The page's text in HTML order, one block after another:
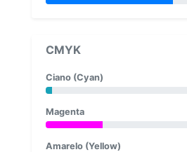
CMYK
Ciano (Cyan)
Magenta
Amarelo (Yellow)